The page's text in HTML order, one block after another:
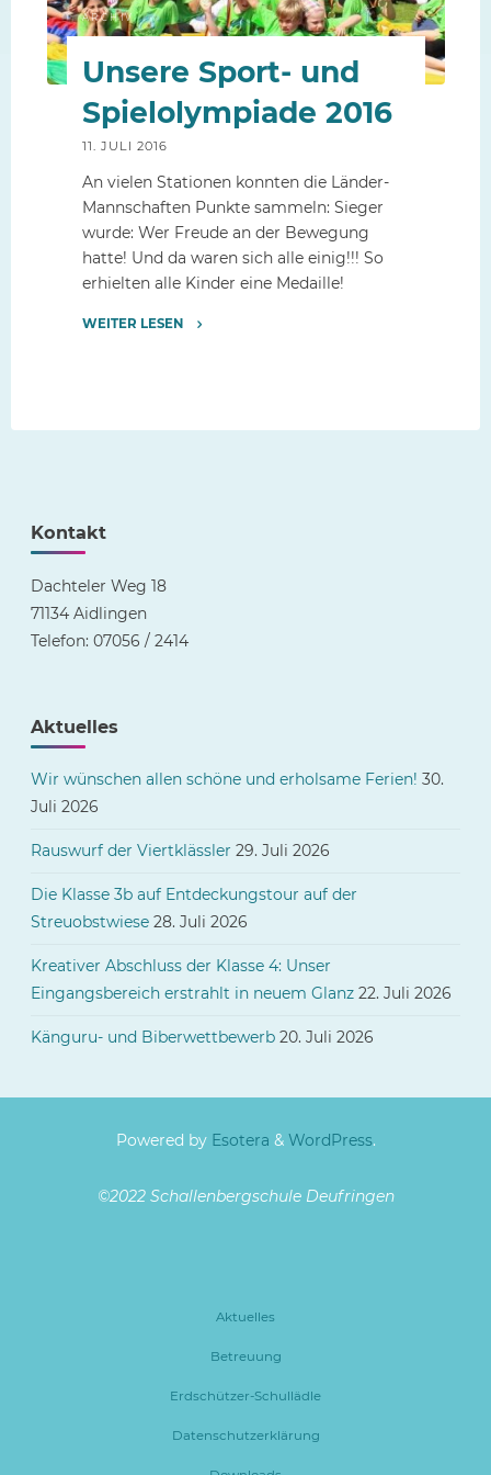
ARCHIV
Unsere Sport- und
Spielolympiade 2016
11. JULI 2016
An vielen Stationen konnten die Länder-
Mannschaften Punkte sammeln: Sieger
wurde: Wer Freude an der Bewegung
hatte! Und da waren sich alle einig!!! So
erhielten alle Kinder eine Medaille!
WEITER LESEN
Kontakt
Dachteler Weg 18
71134 Aidlingen
Telefon: 07056 / 2414
Aktuelles
Wir wünschen allen schöne und erholsame Ferien! 30.
Juli 2026
Rauswurf der Viertklässler 29. Juli 2026
Die Klasse 3b auf Entdeckungstour auf der
Streuobstwiese 28. Juli 2026
Kreativer Abschluss der Klasse 4: Unser
Eingangsbereich erstrahlt in neuem Glanz 22. Juli 2026
Känguru- und Biberwettbewerb 20. Juli 2026
Powered byEsotera & WordPress.
©2022 Schallenbergschule Deufringen
Aktuelles
Betreuung
Erdschützer-Schullädle
Datenschutzerklärung